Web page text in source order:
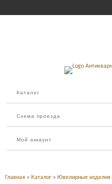
Каталог
Схема проезда
Мой аккаунт
Главная » Каталог » Ювелирные изделия